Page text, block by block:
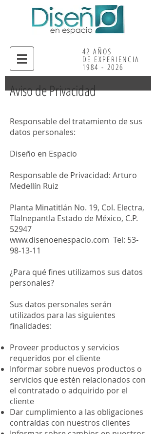
42 AÑOS
DE EXPERIENCIA
1984 - 2026
Aviso de Privacidad
Responsable del tratamiento de sus
datos personales:
Diseño en Espacio
Responsable de Privacidad: Arturo
Medellín Ruiz
Planta Minatitlán No. 19, Col. Electra,
Tlalnepantla Estado de México, C.P.
52947
www.disenoenespacio.com Tel: 53-
98-13-11
¿Para qué fines utilizamos sus datos
personales?
Sus datos personales serán
utilizados para las siguientes
finalidades:
Proveer productos y servicios
requeridos por el cliente
Informar sobre nuevos productos o
servicios que estén relacionados con
el contratado o adquirido por el
cliente
Dar cumplimiento a las obligaciones
contraídas con nuestros clientes